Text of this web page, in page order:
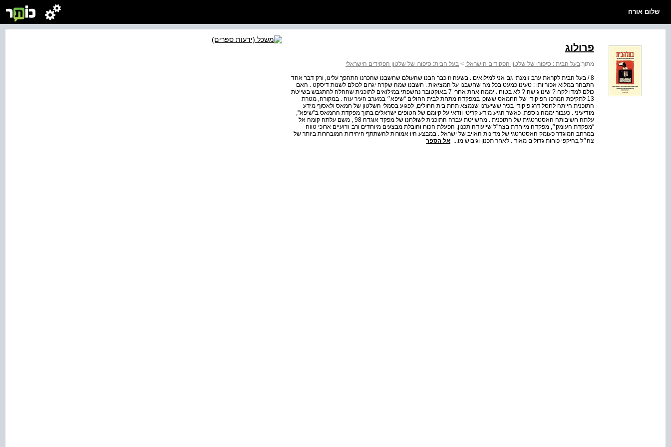
שלום אורח
פרולוג
מתוך:בעל הבית : סיפורו של שלטון הפקידים הישראלי > בעל הבית: סיפורו של שלטון הפקידים הישראלי
8 / בעל הבית לקראת ערב זומנתי גם אני למילואים . בשעה זו כבר הבנו שהעולם שחשבנו שהכרנו התהפך עלינו, ורק דבר אחד
התבהר במלוא אכזריותו : טעינו כמעט בכל מה שחשבנו על המציאות . חשבנו שמה שקרה יגרום לכולם לשנות דיסקט . האם
כולם למדו לקח ? שינו גישה ? לא בטוח . יממה אחת אחרי 7 באוקטובר נחשפתי במילואים לתוכנית שהחלה להתגבש בשייטת
13 לתקיפת המרכז הפיקודי של החמאס ששוכן במפקדה מתחת לבית החולים “שיפא״ במערב העיר עזה . במקורה, מטרת
התוכנית הייתה לחסל דרג פיקודי בכיר ששיערנו שנמצא תחת בית החולים, לפגוע בסמלי השלטון של חמאס ולאסוף מידע
מודיעיני . כעבור יממה נוספת, כאשר הגיע מידע קריטי וודאי על קיומם של חטופים ישראלים בתוך מפקדת החמאס ב"שיפא",
עלתה חשיבותה האסטרטגית של התוכנית . מהשייטת עברה התוכנית לשולחנו של מפקד אוגדה 98 , משם עלתה קומה אל
“מפקדת העומק״, מפקדה מיוחדת בצה"ל שייעודה תכנון, הפעלת הכוח והובלת מבצעים מיוחדים ורב-זרועיים ארוכי טווח
במרחב המוגדר כעומק האסטרטגי של מדינות האויב של ישראל . במבצע היו אמורות להשתתף היחידות המובחרות ביותר של
צה״ל בהיקפי כוחות גדולים מאוד . לאחר תכנון וגיבוש מו... אל הספר